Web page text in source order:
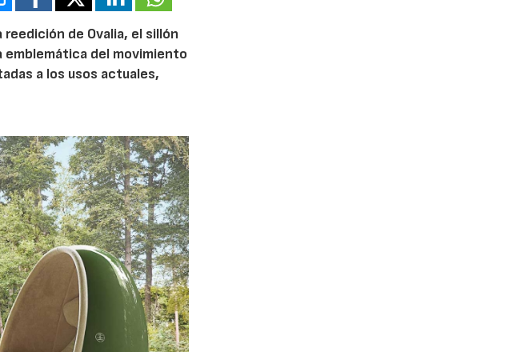
de Ovalia, el sillón
del movimiento
a los usos actuales,